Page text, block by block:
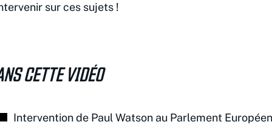
sur ces sujets !
CETTE VIDÉO
Intervention de Paul Watson au Parlement Européen